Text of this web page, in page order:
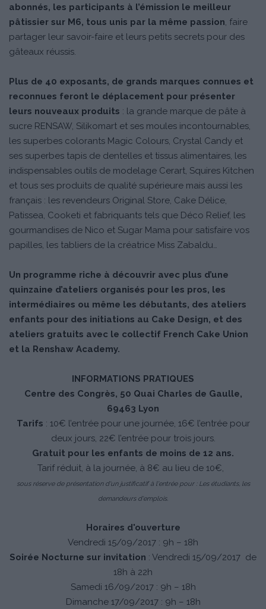
abonnés, les participants à l’émission le meilleur
pâtissier sur M6, tous unis par la même passion, faire
partager leur savoir-faire et leurs petits secrets pour des
gâteaux réussis.
Plus de 40 exposants, de grands marques connues et
reconnues feront le déplacement pour présenter
leurs nouveaux produits : la grande marque de pâte à
sucre RENSAW, Silikomart et ses moules incontournables,
les superbes colorants Magic Colours, Crystal Candy et
ses superbes tapis de dentelles et tissus alimentaires, les
indispensables outils de modelage Cerart, Squires Kitchen
et tous ses produits de qualité supérieure mais aussi les
français : les revendeurs Original Store, Cake Délice,
Patissea, Cooketi et fabriquants tels que Déco Relief, les
gourmandises de Nico et Sugar Mama pour satisfaire vos
papilles, les tabliers de la créatrice Miss Zabaldu…
Un programme riche à découvrir avec plus d’une
quinzaine d’ateliers organisés pour les pros, les
intermédiaires ou même les débutants, des ateliers
enfants pour des initiations au Cake Design, et des
ateliers gratuits avec le collectif French Cake Union
et la Renshaw Academy.
INFORMATIONS PRATIQUES
Centre des Congrès, 50 Quai Charles de Gaulle,
69463 Lyon
Tarifs : 10€ l’entrée pour une journée, 16€ l’entrée pour
deux jours, 22€ l’entrée pour trois jours.
Gratuit pour les enfants de moins de 12 ans​.
Tarif réduit, à la journée, à 8€ au lieu de 10€,
sous réserve de présentation d'un justificatif à l'entrée pour : Les étudiants, les
demandeurs d'emplois.
Horaires d'ouverture
Vendredi 15/09/2017 : 9h – 18h
Soirée Nocturne sur invitation : Vendredi 15/09/2017 de
18h à 22h
Samedi 16/09/2017 : 9h – 18h
​Dimanche 17/09/2017 : 9h – 18h